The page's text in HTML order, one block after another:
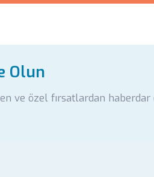
Olun
ve özel fırsatlardan